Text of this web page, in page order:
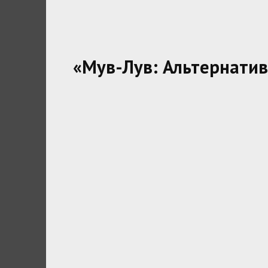
«Мув-Лув: